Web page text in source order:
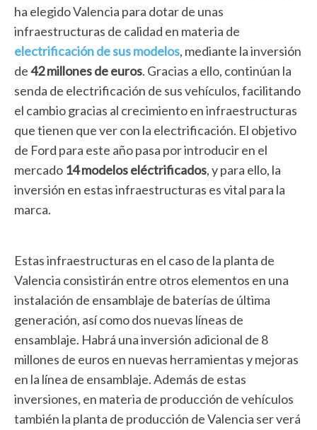
ha elegido Valencia para dotar de unas
infraestructuras de calidad en materia de
electrificación de sus modelos, mediante la inversión
de42 millones de euros. Gracias a ello, continúan la
senda de electrificación de sus vehículos, facilitando
el cambio gracias al crecimiento en infraestructuras
que tienen que ver con la electrificación. El objetivo
de Ford para este año pasa por introducir en el
mercado 14 modelos eléctrificados, y para ello, la
inversión en estas infraestructuras es vital para la
marca.
Estas infraestructuras en el caso de la planta de
Valencia consistirán entre otros elementos en una
instalación de ensamblaje de baterías de última
generación, así como dos nuevas líneas de
ensamblaje. Habrá una inversión adicional de 8
millones de euros en nuevas herramientas y mejoras
en la línea de ensamblaje. Además de estas
inversiones, en materia de producción de vehículos
también la planta de producción de Valencia ser verá